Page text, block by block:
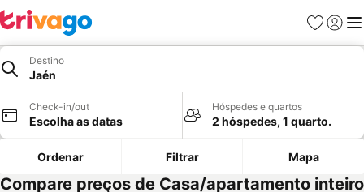
Favoritos
Iniciar
Destino
Jaén
Check-in/out
Escolha as datas
Hóspedes e quartos
2 hóspedes, 1 quarto.
Ordenar Filtrar Mapa
Compare preços de Casa/apartamento inteiro